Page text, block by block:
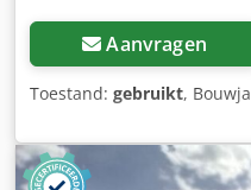
Aanvragen
Toestand: gebruikt,